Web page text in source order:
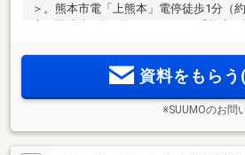
＞。熊本市電「上熊本」電停徒歩1分（
に揃う、利便性の「上熊本駅前」ポジシ
資料をもら
※SUUMOのお問